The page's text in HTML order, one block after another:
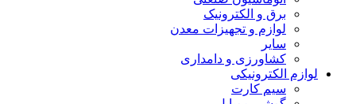
برق و الکترونیک
لوازم و تجهیزات معدن
سایر
کشاورزی و دامداری
لوازم الکترونیکی
سیم کارت